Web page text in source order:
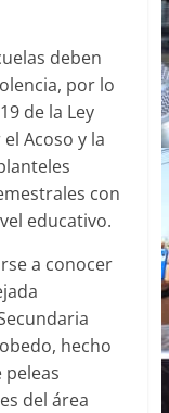
deben
por lo
de la Ley
Acoso y la
con
educativo.
a conocer
hecho
del área